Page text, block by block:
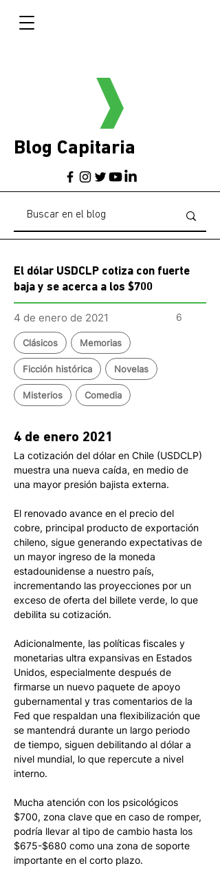
Blog Capitaria
El dólar USDCLP cotiza con fuerte
baja y se acerca a los $700
4 de enero de 2021 6
Clásicos Memorias
Ficción histórica Novelas
Misterios Comedia
4 de enero 2021
La cotización del dólar en Chile (USDCLP)
muestra una nueva caída, en medio de
una mayor presión bajista externa.
El renovado avance en el precio del
cobre, principal producto de exportación
chileno, sigue generando expectativas de
un mayor ingreso de la moneda
estadounidense a nuestro país,
incrementando las proyecciones por un
exceso de oferta del billete verde, lo que
debilita su cotización.
Adicionalmente, las políticas fiscales y
monetarias ultra expansivas en Estados
Unidos, especialmente después de
firmarse un nuevo paquete de apoyo
gubernamental y tras comentarios de la
Fed que respaldan una flexibilización que
se mantendrá durante un largo periodo
de tiempo, siguen debilitando al dólar a
nivel mundial, lo que repercute a nivel
interno.
Mucha atención con los psicológicos
$700, zona clave que en caso de romper,
podría llevar al tipo de cambio hasta los
$675-$680 como una zona de soporte
importante en el corto plazo.